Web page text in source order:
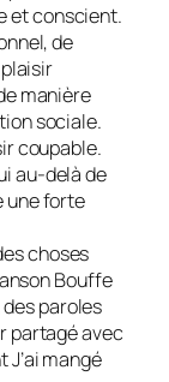
et conscient.
de
manière
sociale.
coupable.
au-delà de
une forte
choses
Bouffe
paroles
partagé avec
J’ai mangé